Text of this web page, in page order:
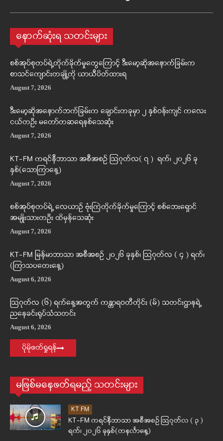
နောက်ဆုံးရ သတင်းများ
စစ်အုပ်စုတပ်ရဲ့တိုက်ခိုက်မှုတွေကြောင့် ဒီးမော့ဆိုအနောက်ခြမ်းက
စာသင်ကျောင်းတချို့ကို ယာယီပိတ်ထားရ
August 7, 2026
ဒီးမော့ဆိုအနောက်ဘက်ခြမ်းက ချောင်းတခုမှာ ၂ နှစ်ဝန်းကျင် ကလေး
ငယ်တဦး မတော်တဆရေနစ်သေဆုံး
August 7, 2026
KT-FM ကရင်နီဘာသာ အစီအစဉ် ဩဂုတ်လ( ၇ ) ရက်၊ ၂၀၂၆ ခု
နှစ်(သောကြာနေ့)
August 7, 2026
စစ်အုပ်စုတပ်ရဲ့ လေယာဉ် ဗုံးကြဲတိုက်ခိုက်မှုကြောင့် စစ်ဘေးရှောင်
အမျိုးသားတဦး ထိမှန်သေဆုံး
August 7, 2026
KT-FM မြန်မာဘာသာ အစီအစဉ် ၂၀၂၆ ခုနှစ်၊ ဩဂုတ်လ ( ၄ ) ရက်၊
(ကြာသပတေးနေ့)
August 6, 2026
ဩဂုတ်လ (၆) ရက်နေ့အတွက် ကန္တာရဝတီတိုင်း (မ်) သတင်းဌာနရဲ့
ညနေခင်းရုပ်သံသတင်း
August 6, 2026
ပိုမိုဖတ်ရှုရန်
မဖြစ်မနေဖတ်ရမည့် သတင်းများ
KT FM
KT-FM ကရင်နီဘာသာ အစီအစဉ် ဩဂုတ်လ ( ၃ )
ရက်၊ ၂၀၂၆ ခုနှစ်(တနင်္လာနေ့)